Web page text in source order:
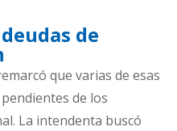
de
que varias de esas
de los
La intendenta buscó